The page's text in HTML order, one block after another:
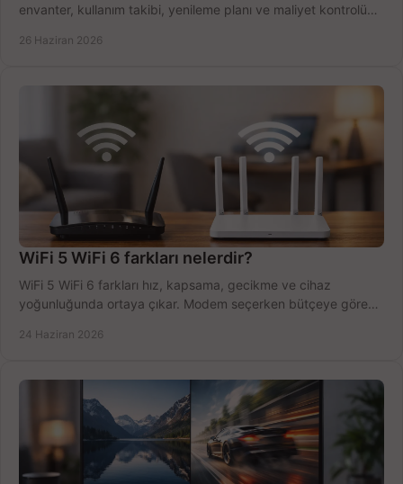
envanter, kullanım takibi, yenileme planı ve maliyet kontrolü
26 Haziran 2026
WiFi 5 WiFi 6 farkları nelerdir?
WiFi 5 WiFi 6 farkları hız, kapsama, gecikme ve cihaz
yoğunluğunda ortaya çıkar. Modem seçerken bütçeye göre
24 Haziran 2026